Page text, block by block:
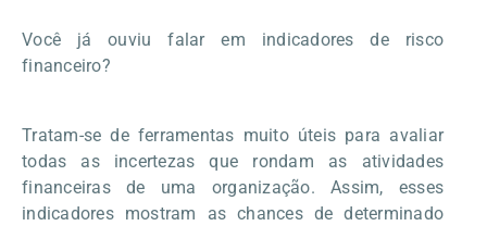
Você já ouviu falar em indicadores de risco
financeiro?
Tratam-se de ferramentas muito úteis para avaliar
todas as incertezas que rondam as atividades
financeiras de uma organização. Assim, esses
indicadores mostram as chances de determinado